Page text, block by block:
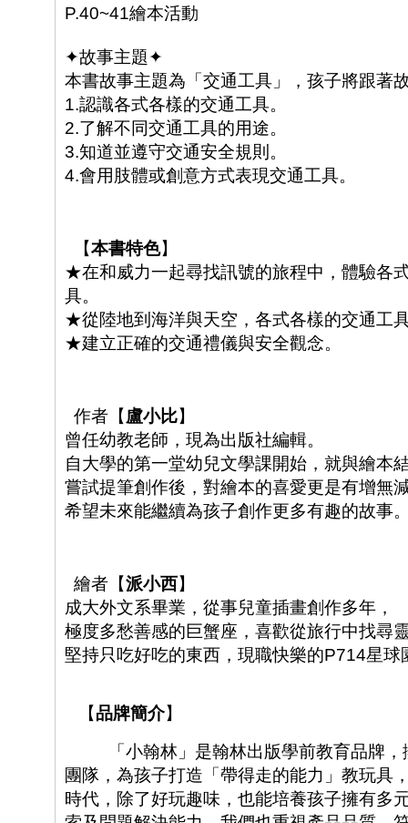
P.40~41繪本活動
✦故事主題✦
本書故事主題為「交通工具」，孩子將跟著
1.認識各式各樣的交通工具。
2.了解不同交通工具的用途。
3.知道並遵守交通安全規則。
4.會用肢體或創意方式表現交通工具。
【本書特色】
★在和威力一起尋找訊號的旅程中，體驗各
具。
★從陸地到海洋與天空，各式各樣的交通工
★建立正確的交通禮儀與安全觀念。
作者【 盧小比】
曾任幼教老師，現為出版社編輯。
自大學的第一堂幼兒文學課開始，就與繪本
嘗試提筆創作後，對繪本的喜愛更是有增無
希望未來能繼續為孩子創作更多有趣的故事
繪者【派小西】
成大外文系畢業，從事兒童插畫創作多年，
極度多愁善感的巨蟹座，喜歡從旅行中找尋
堅持只吃好吃的東西，現職快樂的P714星球
【品牌簡介】
「小翰林」是翰林出版學前教育品牌，
團隊，為孩子打造「帶得走的能力」教玩具
時代，除了好玩趣味，也能培養孩子擁有多